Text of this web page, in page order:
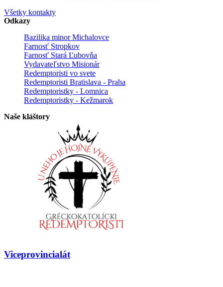
Všetky kontakty
Odkazy
Bazilika minor Michalovce
Farnosť Stropkov
Farnosť Stará Ľubovňa
Vydavateľstvo Misionár
Redemptoristi vo svete
Redemptoristi Bratislava - Praha
Redemptoristky - Lomnica
Redemptoristky - Kežmarok
Naše kláštory
Viceprovincialát